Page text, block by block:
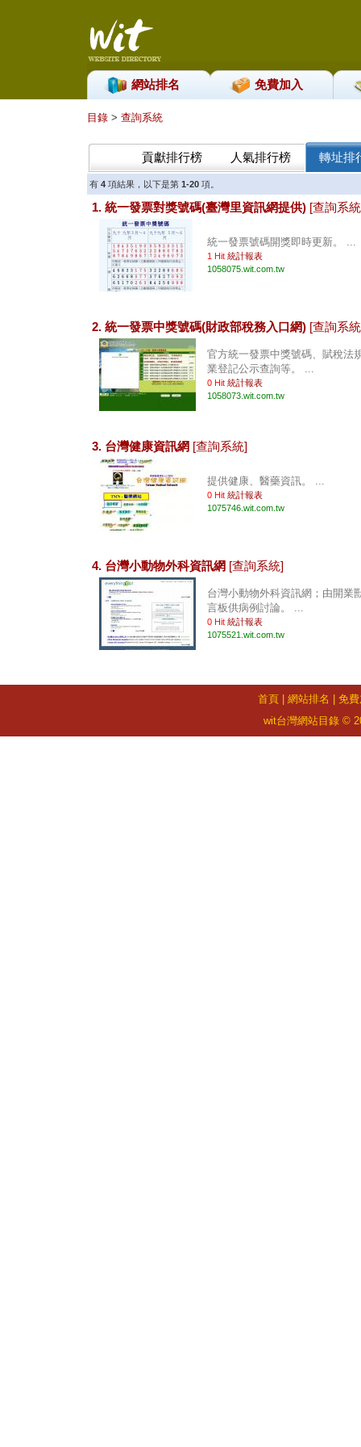
網站排名 免費加入
目錄 > 查詢系統
貢獻排行榜 人氣排行榜 轉址排
有 4 項結果，以下是第 1-20項。
1. 統一發票對獎號碼(臺灣里資訊網提供) [查詢系
統一發票號碼開獎即時更新。 ...
1 Hit 統計報表
1058075.wit.com.tw
2. 統一發票中獎號碼(財政部稅務入口網) [查詢系
官方統一發票中獎號碼、賦稅法
業登記公示查詢等。 ...
0 Hit 統計報表
1058073.wit.com.tw
3. 台灣健康資訊網 [查詢系統]
提供健康、醫藥資訊。 ...
0 Hit 統計報表
1075746.wit.com.tw
4. 台灣小動物外科資訊網 [查詢系統]
台灣小動物外科資訊網；由開業
言板供病例討論。 ...
0 Hit 統計報表
1075521.wit.com.tw
首頁| 網站排名
免
wit台灣網站目錄 ©